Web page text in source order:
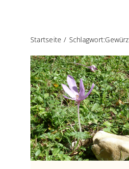
Startseite Schlagwort:Gewürz